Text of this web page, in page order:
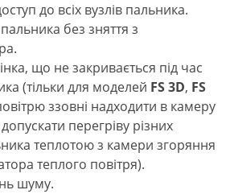
до всіх вузлів пальника.
без зняття з
що не закривається під час
(тільки для моделей FS 3D, FS
ззовні надходити в камеру
перегріву різних
теплотою з камери згоряння
теплого повітря).
шуму.